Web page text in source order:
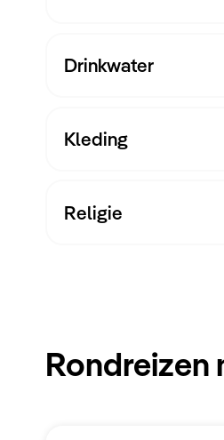
Drinkwater
Kleding
Religie
Rondreizen